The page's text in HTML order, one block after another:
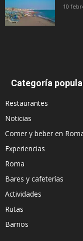
10
Categoría
Restaurantes
Noticias
Comer y beber en
Experiencias
Roma
Bares y cafeterías
Actividades
Rutas
Barrios